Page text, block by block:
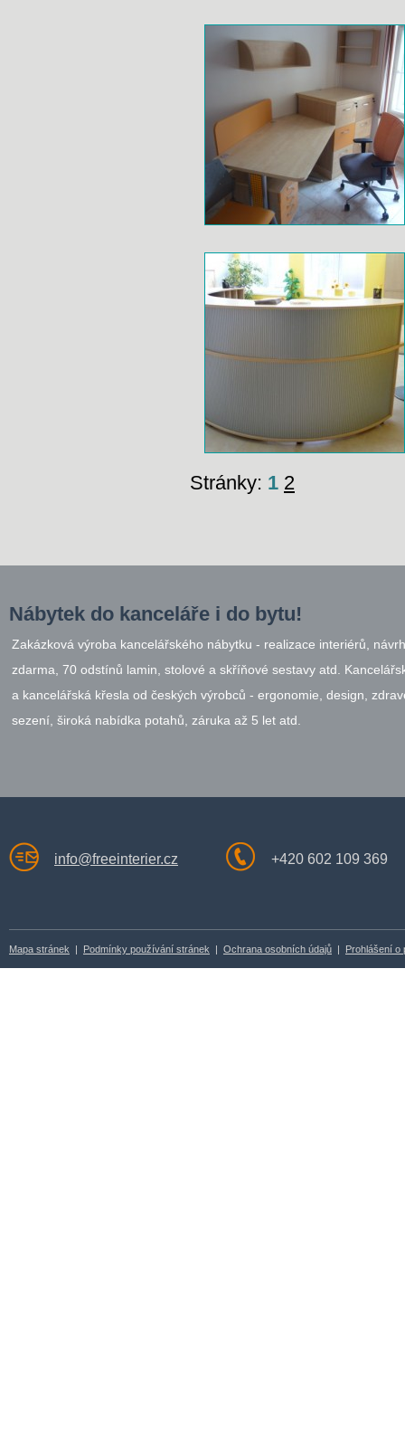
Stránky: 1 2
Nábytek do kanceláře i do bytu!
Zakázková výroba kancelářského nábytku - realizace interiérů,
zdarma, 70 odstínů lamin, stolové a skříňové sestavy atd.
a kancelářská křesla od českých výrobců - ergonomie, design,
sezení, široká nabídka potahů, záruka až 5 let atd.
info@freeinterier.cz +420 602 109 369
Mapa stránek | Podmínky používání stránek | Ochrana osobních údajů | Prohlášení o